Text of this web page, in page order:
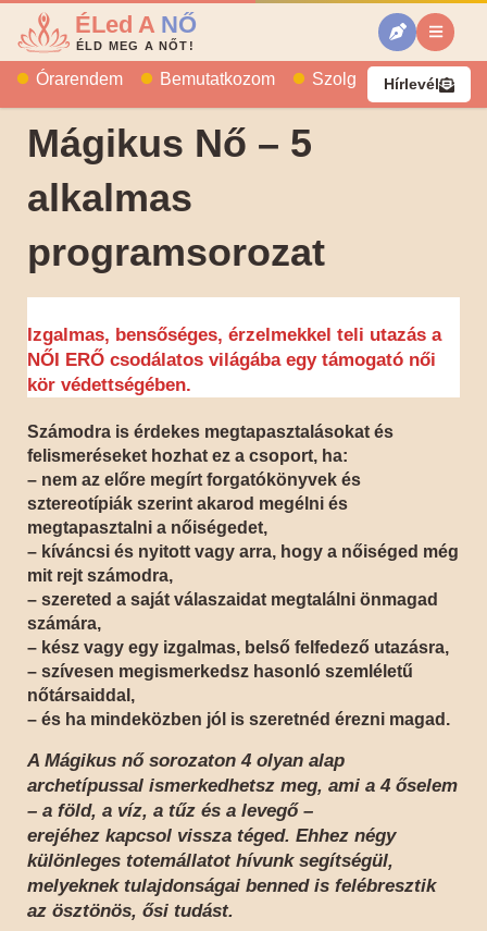
ÉLed A NŐ
ÉLD MEG A NŐT!
Órarendem Bemutatkozom Szolgáltatásaim
Hírlevél
Mágikus Nő – 5
alkalmas
programsorozat
Izgalmas, bensőséges, érzelmekkel teli utazás a
NŐI ERŐ csodálatos világába egy támogató női
kör védettségében.
Számodra is érdekes megtapasztalásokat és
felismeréseket hozhat ez a csoport, ha:
– nem az előre megírt forgatókönyvek és
sztereotípiák szerint akarod megélni és
megtapasztalni a nőiségedet,
– kíváncsi és nyitott vagy arra, hogy a nőiséged még
mit rejt számodra,
– szereted a saját válaszaidat megtalálni önmagad
számára,
– kész vagy egy izgalmas, belső felfedező utazásra,
– szívesen megismerkedsz hasonló szemléletű
nőtársaiddal,
– és ha mindeközben jól is szeretnéd érezni magad.
A Mágikus nő sorozaton 4 olyan alap
archetípussal ismerkedhetsz meg, ami a 4 őselem
– a föld, a víz, a tűz és a levegő –
erejéhez kapcsol vissza téged. Ehhez négy
különleges totemállatot hívunk segítségül,
melyeknek tulajdonságai benned is felébresztik
az ösztönös, ősi tudást.